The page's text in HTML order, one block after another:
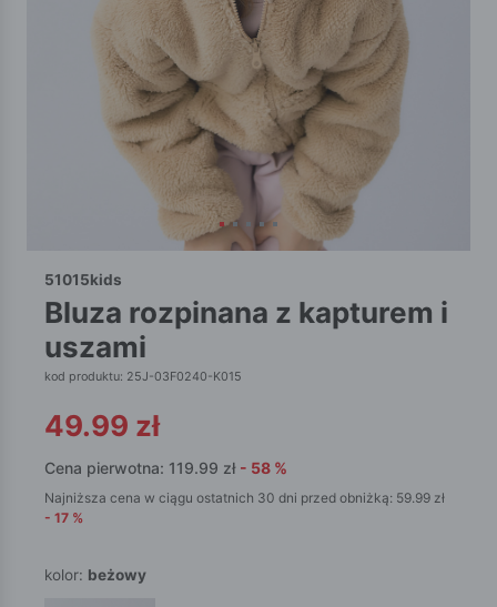
51015kids
bluza rozpinana z kapturem i
uszami
kod produktu: 25J-03F0240-K015
49.99 zł
Cena pierwotna: 119.99 zł - 58 %
Najniższa cena w ciągu ostatnich 30 dni przed obniżką: 59.99 zł
- 17 %
kolor: beżowy